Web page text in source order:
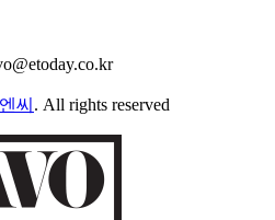
씨 . All rights reserved